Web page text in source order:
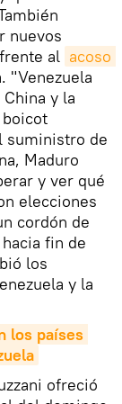
nuevos
al acoso
"Venezuela
China y la
suministro de
Maduro
y ver qué
elecciones
cordón de
fin de
los
y la
los países
ofreció